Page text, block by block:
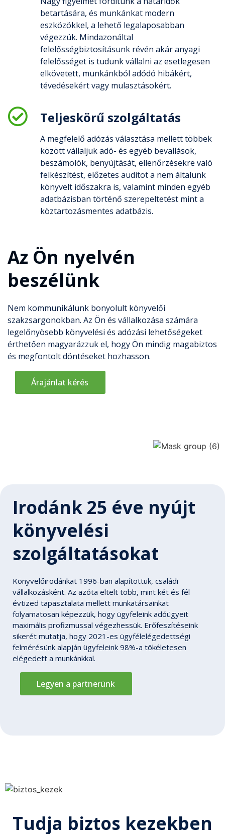
betartására, és munkánkat modern
eszközökkel, a lehető legalaposabban
végezzük. Mindazonáltal
felelősségbiztosításunk révén akár anyagi
felelősséget is tudunk vállalni az esetlegesen
elkövetett, munkánkból adódó hibákért,
tévedésekért vagy mulasztásokért.
Teljeskörű szolgáltatás
A megfelelő adózás választása mellett többek
között vállaljuk adó- és egyéb bevallások,
beszámolók, benyújtását, ellenőrzésekre való
felkészítést, előzetes auditot a nem általunk
könyvelt időszakra is, valamint minden egyéb
adatbázisban történő szerepeltetést mint a
köztartozásmentes adatbázis.
Az Ön nyelvén
beszélünk
Nem kommunikálunk bonyolult könyvelői
szakzsargonokban. Az Ön és vállalkozása számára
legelőnyösebb könyvelési és adózási lehetőségeket
érthetően magyarázzuk el, hogy Ön mindig magabiztos
és megfontolt döntéseket hozhasson.
Árajánlat kérés
Irodánk 25 éve nyújt
könyvelési
szolgáltatásokat
Könyvelőirodánkat 1996-ban alapítottuk, családi
vállalkozásként. Az azóta eltelt több, mint két és fél
évtized tapasztalata mellett munkatársainkat
folyamatosan képezzük, hogy ügyfeleink adóügyeit
maximális profizmussal végezhessük. Erőfeszítéseink
sikerét mutatja, hogy 2021-es ügyfélelégedettségi
felmérésünk alapján ügyfeleink 98%-a tökéletesen
elégedett a munkánkkal.
Legyen a partnerünk
Tudja biztos kezekben